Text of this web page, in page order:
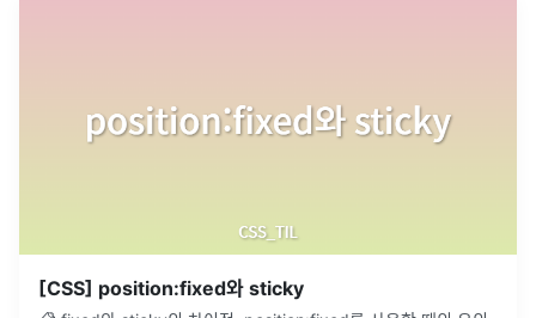
[CSS] position:fixed와 sticky